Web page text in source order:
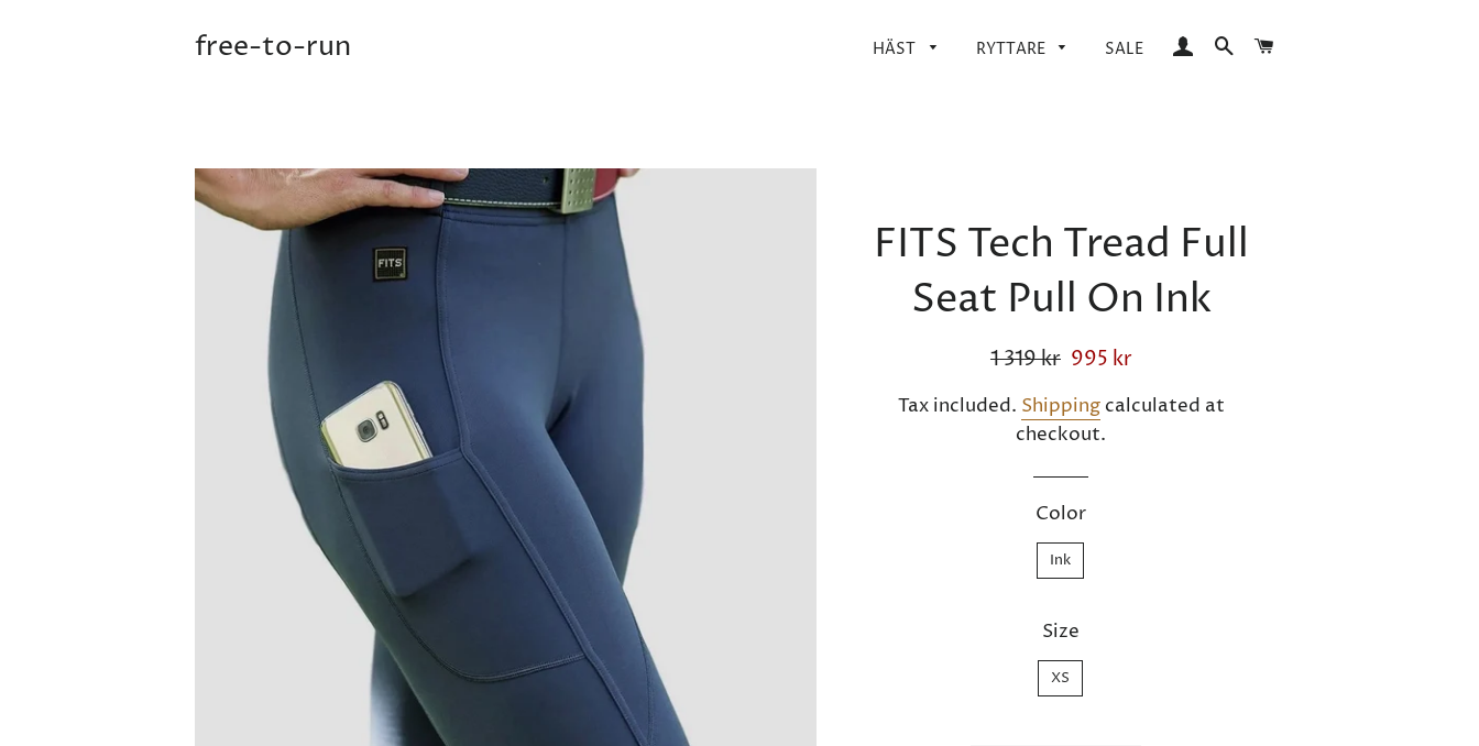
free-to-run HÄST RYTTARE
Sergio Grasso
SALE Log In Search
FITS Tech Tread Full
Seat Pull On Ink
Regular
1 319 kr Sale
995 kr
Tax included. Shippingcalculated at
checkout.
Color
Ink
Size
XS